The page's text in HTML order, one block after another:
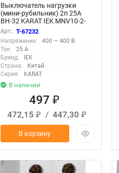
Выключатель нагрузки
(мини-рубильник) 2п 25А
ВН-32 KARAT IEK MNV10-2-
025
Арт.: T-67232
Напряжение:
400 — 400 В
Ток:
25 А
Бренд:
IEK
Страна:
Китай
Серия:
KARAT
В наличии
497₽
472,15 ₽ /447,30 ₽
В корзину